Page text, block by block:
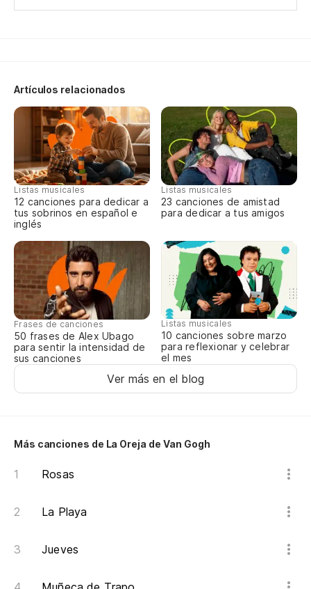
Artículos relacionados
Listas musicales
12 canciones para dedicar a
tus sobrinos en español e
inglés
Listas musicales
23 canciones de amistad
para dedicar a tus amigos
Frases de canciones
50 frases de Alex Ubago
para sentir la intensidad de
sus canciones
Listas musicales
10 canciones sobre marzo
para reflexionar y celebrar
el mes
Ver más en el blog
Más canciones de La Oreja de Van Gogh
Rosas
La Playa
Jueves